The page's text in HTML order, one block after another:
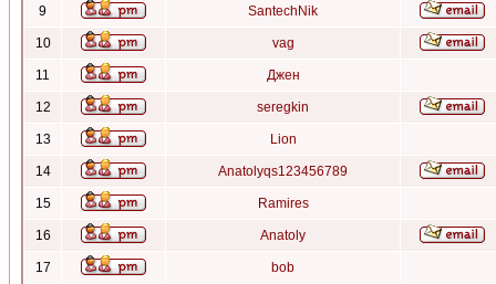
9 SantechNik
10 vag
11 Джен
12 seregkin
13 Lion
14 Anatolyqs123456789
15 Ramires
16 Anatoly
17 bob